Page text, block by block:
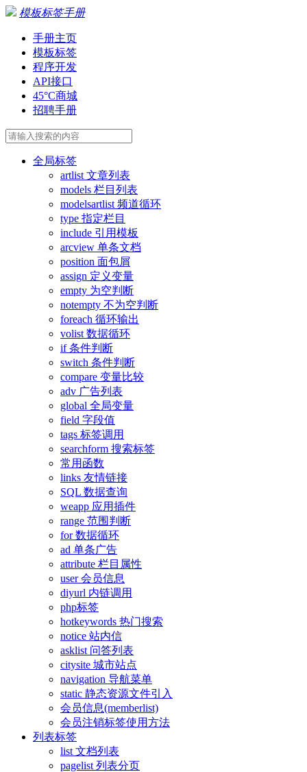
模板标签手册
手册主页
模板标签
程序开发
API接口
45°C商城
招聘手册
全局标签
artlist 文章列表
models 栏目列表
modelsartlist 频道循环
type 指定栏目
include 引用模板
arcview 单条文档
position 面包屑
assign 定义变量
empty 为空判断
notempty 不为空判断
foreach 循环输出
volist 数据循环
if 条件判断
switch 条件判断
compare 变量比较
adv 广告列表
global 全局变量
field 字段值
tags 标签调用
searchform 搜索标签
常用函数
links 友情链接
SQL 数据查询
weapp 应用插件
range 范围判断
for 数据循环
ad 单条广告
attribute 栏目属性
user 会员信息
diyurl 内链调用
php标签
hotkeywords 热门搜索
notice 站内信
asklist 问答列表
citysite 城市站点
navigation 导航菜单
static 静态资源文件引入
会员信息(memberlist)
会员注销标签使用方法
列表标签
list 文档列表
pagelist 列表分页